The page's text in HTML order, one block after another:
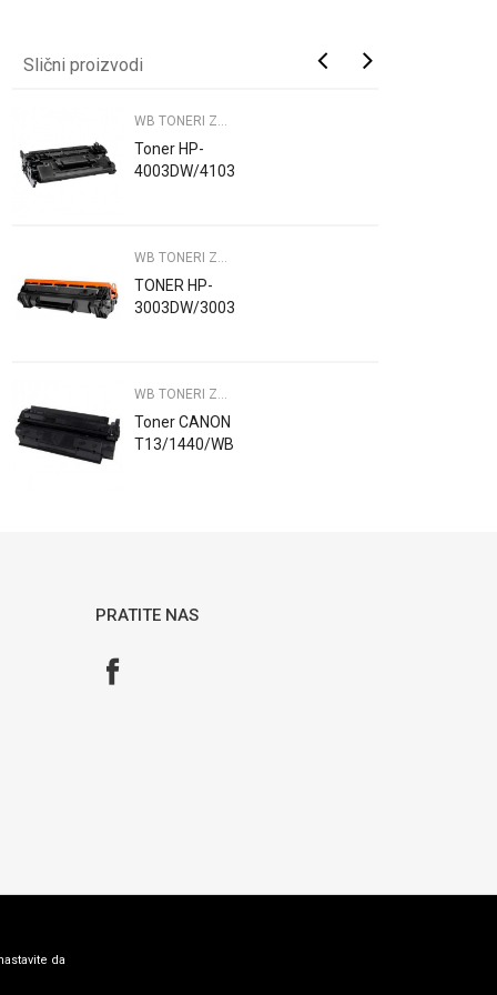
Slični proizvodi
WB TONERI ZA PRINTERE
Toner HP-
4003DW/4103DW/WB
WB TONERI ZA PRINTERE
TONER HP-
3003DW/3003DN/3103/WB
WB TONERI ZA PRINTERE
Toner CANON
T13/1440/WB
PRATITE NAS
da